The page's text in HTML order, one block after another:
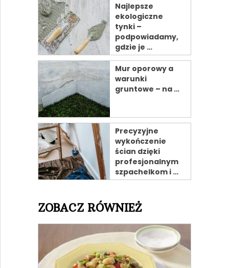
Najlepsze
ekologiczne
tynki –
podpowiadamy,
gdzie je …
Mur oporowy a
warunki
gruntowe – na …
Precyzyjne
wykończenie
ścian dzięki
profesjonalnym
szpachelkom i …
ZOBACZ RÓWNIEŻ